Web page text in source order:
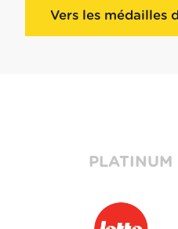
Vers les médailles
PLATINUM